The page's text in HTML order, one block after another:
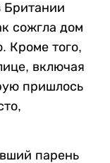
Британии
сожгла дом
Кроме того,
включая
пришлось
парень